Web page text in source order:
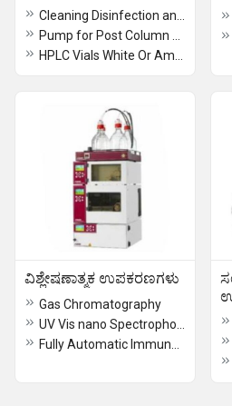
ವಿಶ್ಲೇಷಣಾತ್ಮಕ ಉಪಕರಣಗಳು
Gas Chromatography